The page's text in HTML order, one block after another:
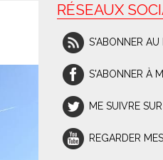
RÉSEAUX
S'ABONNER AU
S'ABONNER À
ME SUIVRE
REGARDER